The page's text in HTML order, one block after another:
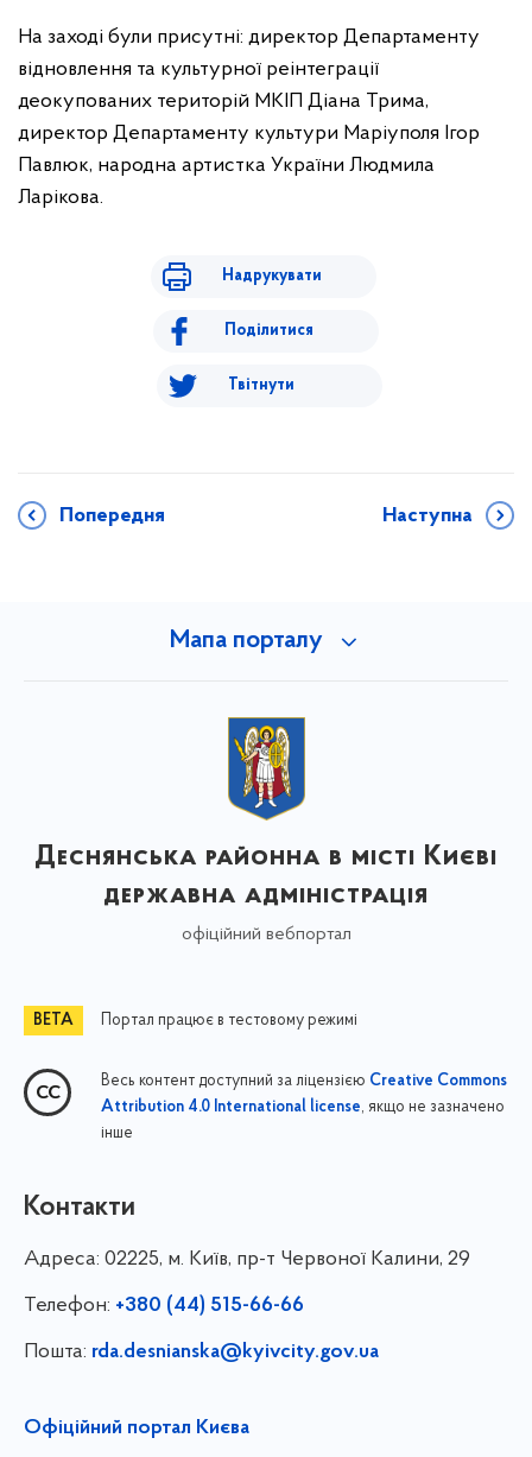
На заході були присутні: директор Департаменту
відновлення та культурної реінтеграції
деокупованих територій МКІП Діана Трима,
директор Департаменту культури Маріуполя Ігор
Павлюк, народна артистка України Людмила
Ларікова.
Надрукувати
Поділитися
Твітнути
Попередня Наступна
Мапа порталу
Деснянська районна в місті Києві
державна адміністрація
офіційний вебпортал
Портал працює в тестовому режимі
Весь контент доступний за ліцензією Creative Commons
Attribution 4.0 International license, якщо не зазначено
інше
Контакти
Адреса: 02225, м. Київ, пр-т Червоної Калини, 29
Телефон: +380 (44) 515-66-66
Пошта: rda.desnianska@kyivcity.gov.ua
Офіційний портал Києва